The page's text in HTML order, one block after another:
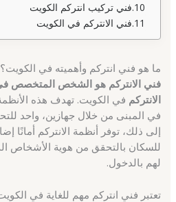
فني تركيب انتركم الكويت
فني الانتركم في الكويت
ما هو فني انتركم وأهميته في الكويت؟
فني الانتركم هو الشخص المتخصص
الانتركم في الكويت. تهدف هذه
في المبنى من خلال جهازين، واحد
إلى ذلك، توفر أنظمة الانتركم أمانًا
للسكان بالتحقق من هوية الأشخاص
لهم بالدخول.
تعتبر فني انتركم مهم للغاية في